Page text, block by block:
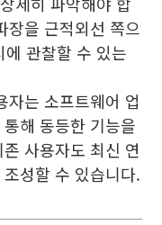
장을 근적외선 쪽으
관찰할 수 있는
자는 소프트웨어 업
해 동등한 기능을
사용자도 최신 연
성할 수 있습니다.